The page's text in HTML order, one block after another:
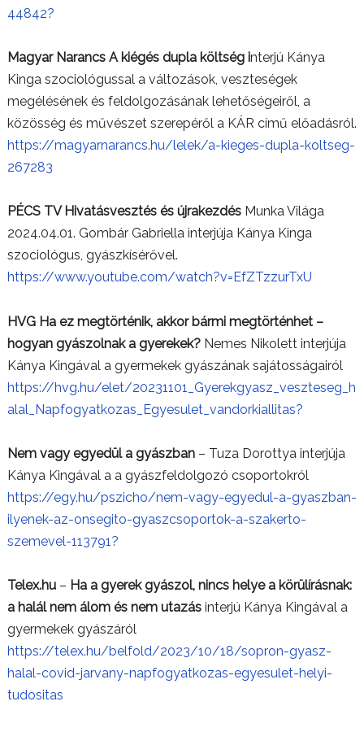
44842?
Magyar Narancs A kiégés dupla költség interjú Kánya
Kinga szociológussal a változások, veszteségek
megélésének és feldolgozásának lehetőségeiről, a
közösség és művészet szerepéről a KÁR című előadásról.
https://magyarnarancs.hu/lelek/a-kieges-dupla-koltseg-
267283
PÉCS TV Hivatásvesztés és újrakezdésMunka Világa
2024.04.01. Gombár Gabriella interjúja Kánya Kinga
szociológus, gyászkísérővel.
https://www.youtube.com/watch?v=EfZTzzurTxU
HVG Ha ez megtörténik, akkor bármi megtörténhet –
hogyan gyászolnak a gyerekek? Nemes Nikolett interjúja
Kánya Kingával a gyermekek gyászának sajátosságairól
https://hvg.hu/elet/20231101_Gyerekgyasz_veszteseg_h
alal_Napfogyatkozas_Egyesulet_vandorkiallitas?
Nem vagy egyedül a gyászban– Tuza Dorottya interjúja
Kánya Kingával a a gyászfeldolgozó csoportokról
https://egy.hu/pszicho/nem-vagy-egyedul-a-gyaszban-
ilyenek-az-onsegito-gyaszcsoportok-a-szakerto-
szemevel-113791?
Telex.hu – Ha a gyerek gyászol, nincs helye a körülírásnak:
a halál nem álom és nem utazás interjú Kánya Kingával a
gyermekek gyászáról
https://telex.hu/belfold/2023/10/18/sopron-gyasz-
halal-covid-jarvany-napfogyatkozas-egyesulet-helyi-
tudositas